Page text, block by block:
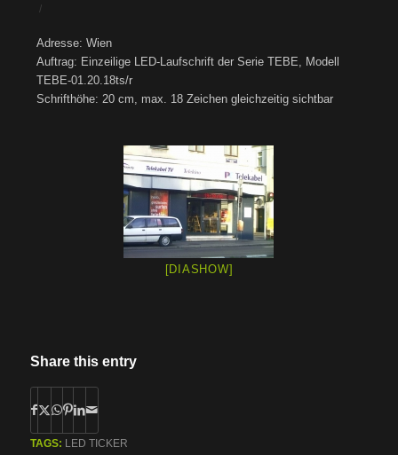
/
Adresse: Wien
Auftrag: Einzeilige LED-Laufschrift der Serie TEBE, Modell
TEBE-01.20.18ts/r
Schrifthöhe: 20 cm, max. 18 Zeichen gleichzeitig sichtbar
[DIASHOW]
Share this entry
TAGS: LED TICKER